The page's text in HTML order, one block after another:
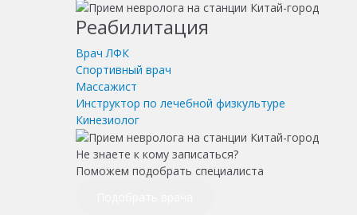
Реабилитация
Врач ЛФК
Спортивный врач
Массажист
Инструктор по лечебной физкультуре
Кинезиолог
Не знаете к кому записаться?
Поможем подобрать специалиста